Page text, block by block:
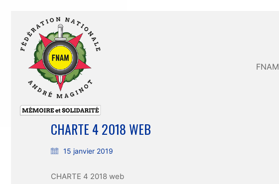
FNAM
CHARTE 4 2018 WEB
15 janvier 2019
CHARTE 4 2018 web